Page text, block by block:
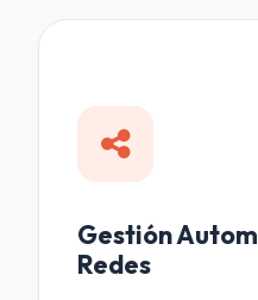
Gestión
Redes